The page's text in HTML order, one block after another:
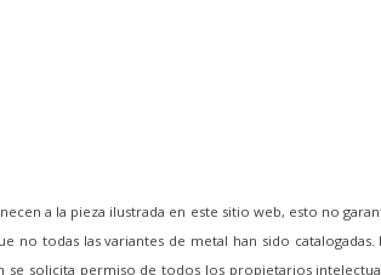
a la pieza ilustrada en este sitio web, esto no
todas las variantes de metal han sido
se solicita permiso de todos los propietarios